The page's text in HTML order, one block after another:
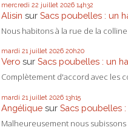
mercredi 22 juillet 2026 14h32
Alisin sur Sacs poubelles : un
Nous habitons à la rue de la
mardi 21 juillet 2026 20h20
Vero sur Sacs poubelles : un
Complètement d'accord avec les
mardi 21 juillet 2026 13h15
Angélique sur Sacs poubelles :
Malheureusement nous subissons